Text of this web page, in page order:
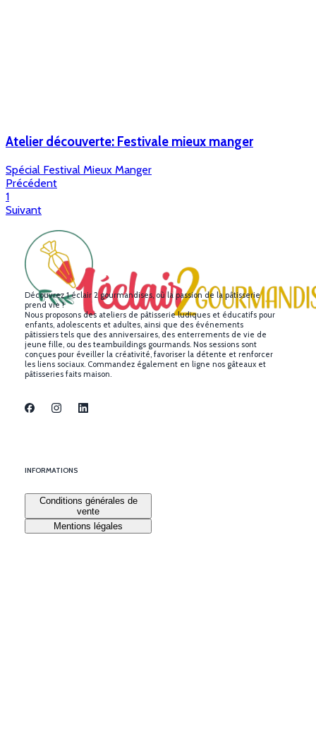
Atelier découverte: Festivale mieux manger
Spécial Festival Mieux Manger
Précédent
1
Suivant
INFORMATIONS
Conditions générales de
vente
Mentions légales
Découvrez 1 éclair 2 gourmandises, où la passion de la pâtisserie
prend vie !
Nous proposons des ateliers de pâtisserie ludiques et éducatifs pour
enfants, adolescents et adultes, ainsi que des événements
pâtissiers tels que des anniversaires, des enterrements de vie de
jeune fille, ou des teambuildings gourmands. Nos sessions sont
conçues pour éveiller la créativité, favoriser la détente et renforcer
les liens sociaux. Commandez également en ligne nos gâteaux et
pâtisseries faits maison.